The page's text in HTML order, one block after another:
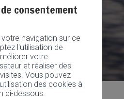
consentement
navigation sur ce
l'utilisation de
votre
et réaliser des
Vous pouvez
des cookies à
ci-dessous.